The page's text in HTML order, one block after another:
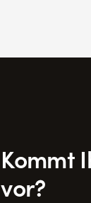
Kommt
vor?